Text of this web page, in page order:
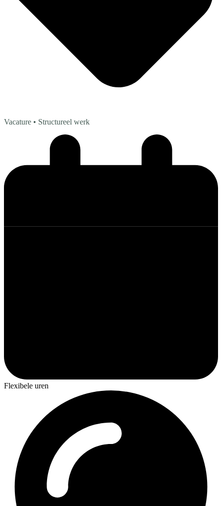
Vacature • Structureel werk
Flexibele uren